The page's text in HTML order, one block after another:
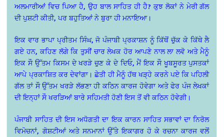
ਅਲਮਾਰੀਆਂ ਵਿਚ ਪਿਆ ਹੈ, ਉਹ ਬਾਲ ਸਾਹਿਤ ਹੀ ਹੈ? ਕੁਝ ਲੋਕਾਂ ਨੇ ਮੇਰੀ ਗੱਲ
ਦੀ ਪੁਸ਼ਟੀ ਕੀਤੀ, ਪਰ ਬਹੁਤਿਆਂ ਨੇ ਬੁਰਾ ਹੀ ਮਨਾਇਆ।
ਇਕ ਵਾਰ ਭਾਪਾ ਪ੍ਰੀਤਮ ਸਿੰਘ, ਜੋ ਪੰਜਾਬੀ ਪ੍ਰਕਾਸ਼ਨ ਨੂੰ ਕਿੱਥੋਂ ਚੁੱਕ ਕੇ ਕਿੱਥੇ ਲੈ
ਗਏ ਹਨ, ਕਹਿਣ ਲੱਗੇ ਕਿ ਤੁਸੀਂ ਚਾਰ ਲੇਖਕ ਹੋਰ ਆਪਣੇ ਨਾਲ ਲਾ ਲਵੋ ਅਤੇ ਮੈਨੂੰ
ਇਕ ਸੌ ਉੱਤਮ ਕਿਸਮ ਦੇ ਖਰੜੇ ਚੁਣ ਕੇ ਦੇ ਦਿਓ, ਮੈਂ ਇਕ ਸੌ ਖੂਬਸੂਰਤ ਪੁਸਤਕਾਂ
ਆਪੇ ਪ੍ਰਕਾਸ਼ਿਤ ਕਰ ਦੇਵਾਂਗਾ। ਛੇਤੀ ਹੀ ਮੈਨੂੰ ਹੱਥ ਖੜ੍ਹੇ ਕਰਨੇ ਪਏ ਕਿ ਪਹਿਲੀ
ਗੱਲ ਤਾਂ ਸੌ ਉੱਤਮ ਖਰੜੇ ਲੱਭਣਾ ਹੀ ਕਠਿਨ ਕਾਰਜ ਹੋਵੇਗਾ ਅਤੇ ਫੇਰ ਪੰਜ ਲੇਖਕਾਂ
ਦੀ ਇਨ੍ਹਾਂ ਸੌ ਖਰੜਿਆਂ ਬਾਰੇ ਸਹਿਮਤੀ ਹੋਣੀ ਇਸ ਤੋਂ ਵੀ ਕਠਿਨ ਹੋਵੇਗੀ।
ਪੰਜਾਬੀ ਸਾਹਿਤ ਦੀ ਇਸ ਅਧੋਗਤੀ ਦਾ ਇਕ ਕਾਰਨ ਸਾਹਿਤ ਸਭਾਵਾਂ ਦਾ ਨਿਰੋਲ
ਵਿਮੋਚਨਾਂ, ਗੋਸ਼ਟੀਆਂ ਅਤੇ ਸਨਮਾਨਾਂ ਉੱਤੇ ਇਕਾਗਰ ਹੋ ਕੇ ਰਚਨਾ ਕਾਰਜ ਵਲੋਂ